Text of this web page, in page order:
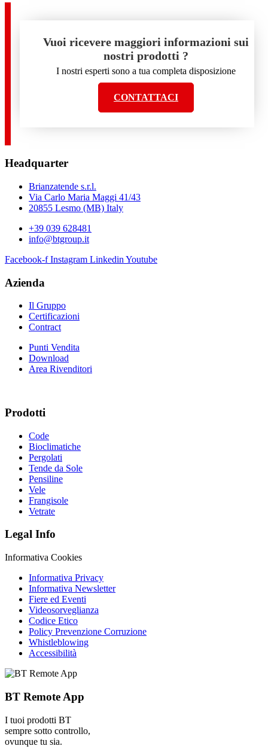
Vuoi ricevere maggiori informazioni sui
nostri prodotti ?
I nostri esperti sono a tua completa disposizione
CONTATTACI
Headquarter
Brianzatende s.r.l.
Via Carlo Maria Maggi 41/43
20855 Lesmo (MB) Italy
+39 039 628481
info@btgroup.it
Facebook-f Instagram Linkedin Youtube
Azienda
Il Gruppo
Certificazioni
Contract
Punti Vendita
Download
Area Rivenditori
Prodotti
Code
Bioclimatiche
Pergolati
Tende da Sole
Pensiline
Vele
Frangisole
Vetrate
Legal Info
Informativa Cookies
Informativa Privacy
Informativa Newsletter
Fiere ed Eventi
Videosorveglianza
Codice Etico
Policy Prevenzione Corruzione
Whistleblowing
Accessibilità
BT Remote App
I tuoi prodotti BT
sempre sotto controllo,
ovunque tu sia.